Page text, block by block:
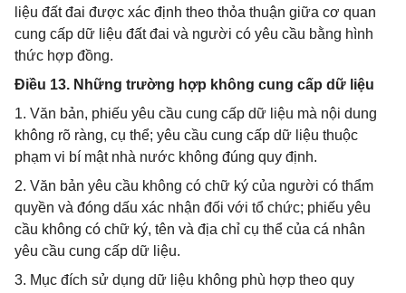
liệu đất đai được xác định theo thỏa thuận giữa cơ quan
cung cấp dữ liệu đất đai và người có yêu cầu bằng hình
thức hợp đồng.
Điều 13. Những trường hợp không cung cấp dữ liệu
1. Văn bản, phiếu yêu cầu cung cấp dữ liệu mà nội dung
không rõ ràng, cụ thể; yêu cầu cung cấp dữ liệu thuộc
phạm vi bí mật nhà nước không đúng quy định.
2. Văn bản yêu cầu không có chữ ký của người có thẩm
quyền và đóng dấu xác nhận đối với tổ chức; phiếu yêu
cầu không có chữ ký, tên và địa chỉ cụ thể của cá nhân
yêu cầu cung cấp dữ liệu.
3. Mục đích sử dụng dữ liệu không phù hợp theo quy